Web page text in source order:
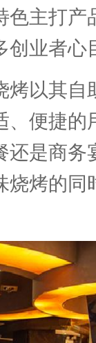
色主打产
创业者心
以其自
、便捷的
还是商务
烧烤的同